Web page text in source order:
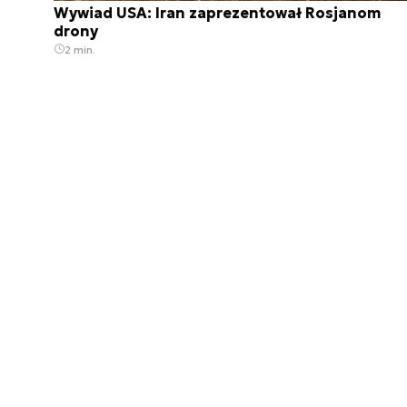
Wywiad USA: Iran zaprezentował Rosjanom
drony
2 min.